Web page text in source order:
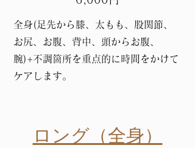
​全身(足先から膝、太もも、股関節、
お尻、お腹、背中、頭からお腹、
腕)+不調箇所を重点的に時間をかけて
ケアします。​
ロング（全身）